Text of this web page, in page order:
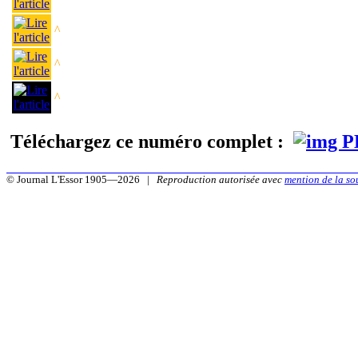
^
^
^
Téléchargez ce numéro complet :
© Journal L'Essor 1905—2026 | Reproduction autorisée avec mention de la